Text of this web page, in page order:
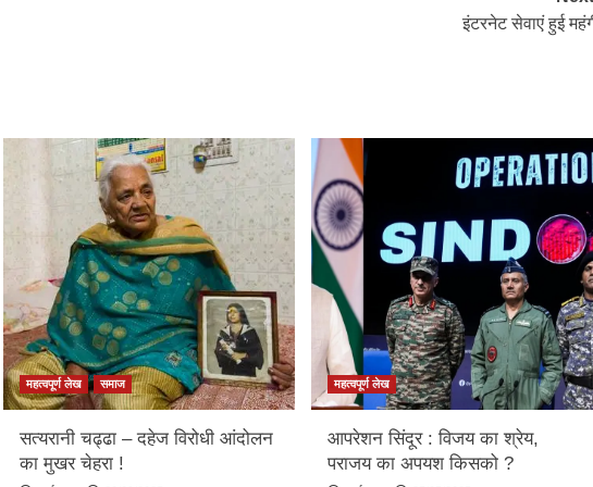
इंटरनेट सेवाएं हुई
महत्वपूर्ण लेख समाज
सत्यरानी चढ्ढा – दहेज विरोधी आंदोलन
का मुखर चेहरा !
महत्वपूर्ण लेख
आपरेशन सिंदूर : विजय का श्रेय,
पराजय का अपयश किसको ?